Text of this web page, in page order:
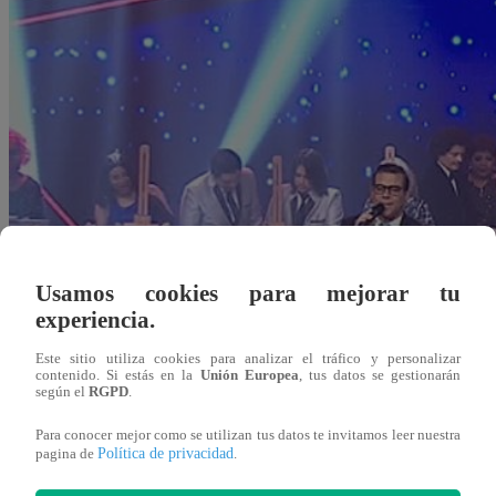
Redacción Latina
Usamos cookies para mejorar tu
experiencia.
Este sitio utiliza cookies para analizar el tráfico y personalizar
contenido. Si estás en la Unión Europea, tus datos se gestionarán
según el RGPD.
Para conocer mejor como se utilizan tus datos te invitamos leer nuestra
pagina de Política de privacidad.